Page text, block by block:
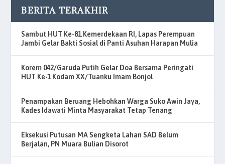
BERITA TERAKHIR
Sambut HUT Ke-81 Kemerdekaan RI, Lapas Perempuan
Jambi Gelar Bakti Sosial di Panti Asuhan Harapan Mulia
Korem 042/Garuda Putih Gelar Doa Bersama Peringati
HUT Ke-1 Kodam XX/Tuanku Imam Bonjol
Penampakan Beruang Hebohkan Warga Suko Awin Jaya,
Kades Idawati Minta Masyarakat Tetap Tenang
Eksekusi Putusan MA Sengketa Lahan SAD Belum
Berjalan, PN Muara Bulian Disorot